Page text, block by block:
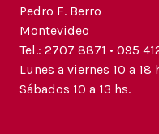
Pedro F. Berro
Montevideo
Tel.: 2707 8871 • 095
Lunes a viernes 10 a 18
Sábados 10 a 13 hs.